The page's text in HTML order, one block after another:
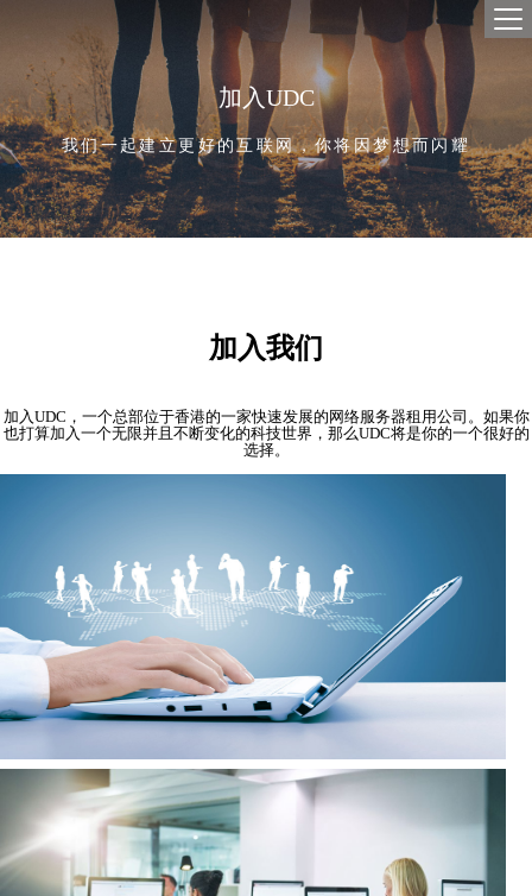
独立
云
全球
云
网
合
经
关
企
加入UDC
我们一起建立更好的互联网，你将因梦想而闪耀
加入我们
加入UDC，一个总部位于香港的一家快速发展的网络服务器租用公司。如果你
也打算加入一个无限并且不断变化的科技世界，那么UDC将是你的一个很好的
选择。